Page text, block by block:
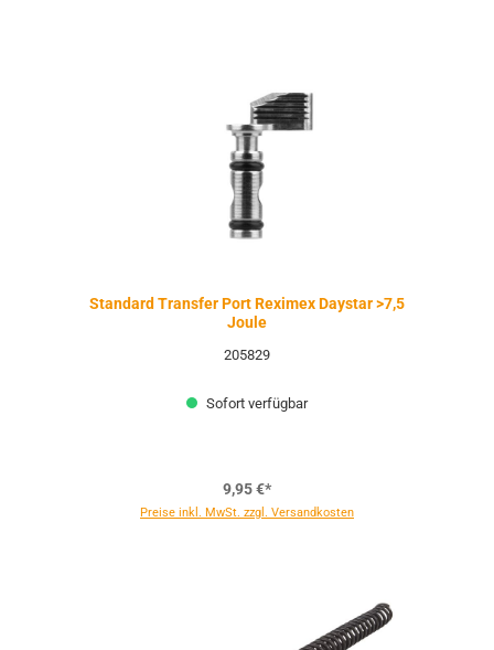
Standard Transfer Port Reximex Daystar >7,5
Joule
205829
Sofort verfügbar
9,95 €*
Preise inkl. MwSt. zzgl. Versandkosten